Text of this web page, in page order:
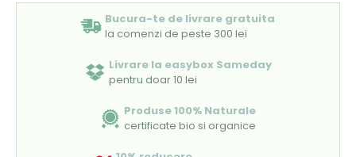
Bucura-te de livrare gratuita
la comenzi de peste 300 lei
Livrare la easybox Sameday
pentru doar 10 lei
Produse 100% Naturale
certificate bio si organice